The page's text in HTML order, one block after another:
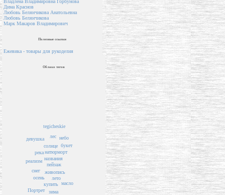
Владлена Владимировна Горбунова
Дима Краснов
Любовь Белянчикова Анатольевна
Любовь Белянчикова
Марк Макаров Владимирович
Полезные ссылки
Ежевика - товары для рукоделия
Облако тегов
пейзаж
названия
живопись
лето
натюрморт
купить
солнце
лес
зима
осень
букет
масло
река
снег
tegicheskie
реализм
небо
Портрет
девушка